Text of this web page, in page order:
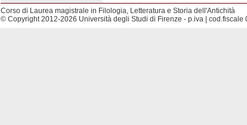
Corso di Laurea magistrale in Filologia, Letteratura e Storia dell'Antichità
© Copyright 2012-2026 Università degli Studi di Firenze - p.iva | cod.fiscale